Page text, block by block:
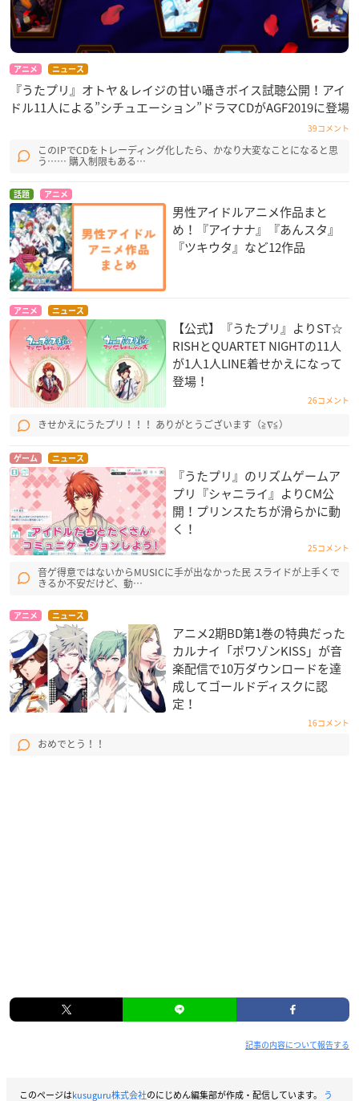
アニメ ニュース
『うたプリ』オトヤ＆レイジの甘い囁きボイス試聴公開！アイ
ドル11人による”シチュエーション”ドラマCDがAGF2019に登場
39コメント
このIPでCDをトレーディング化したら、かなり大変なことになると思
う…… 購入制限もある…
話題 アニメ
男性アイドルアニメ作品まと
め！『アイナナ』『あんスタ』
『ツキウタ』など12作品
アニメ ニュース
【公式】『うたプリ』よりST☆
RISHとQUARTET NIGHTの11人
が1人1人LINE着せかえになって
登場！
26コメント
きせかえにうたプリ！！！ ありがとうございます（≧∇≦）
ゲーム ニュース
『うたプリ』のリズムゲームア
プリ『シャニライ』よりCM公
開！プリンスたちが滑らかに動
く！
25コメント
音ゲ得意ではないからMUSICに手が出なかった民 スライドが上手くで
きるか不安だけど、動…
アニメ ニュース
アニメ2期BD第1巻の特典だった
カルナイ「ポワゾンKISS」が音
楽配信で10万ダウンロードを達
成してゴールドディスクに認
定！
16コメント
おめでとう！！
記事の内容について報告する
このページはkusuguru株式会社のにじめん編集部が作成・配信しています。
う